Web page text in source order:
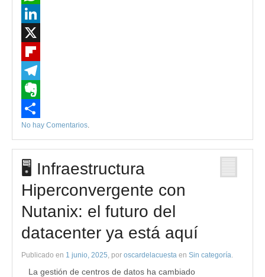
WhatsApp
LinkedIn
Flipboard
Telegram
Evernote
Compartir
No hay Comentarios
🖥️ Infraestructura
Hiperconvergente con
Nutanix: el futuro del
datacenter ya está aquí
Publicado en 1 junio, 2025 , por oscardelacuesta en Sin categoría
La gestión de centros de datos ha cambiado